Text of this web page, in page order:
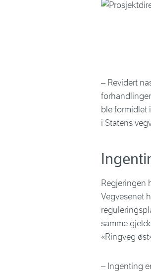
– Revidert
ble formidlet
i Statens
Regjeringen
Vegvesenet
samme
«Ringveg
– Ingenting